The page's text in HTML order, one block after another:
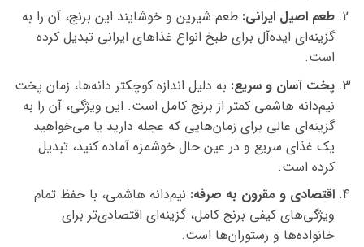
طعم اصیل ایرانی: طعم شیرین و خوشایند این برنج، آن را به
گزینه‌ای ایده‌آل برای طبخ انواع غذاهای ایرانی تبدیل کرده
است.
پخت آسان و سریع: به دلیل اندازه کوچکتر دانه‌ها، زمان پخت
نیم‌دانه هاشمی کمتر از برنج کامل است. این ویژگی، آن را به
گزینه‌ای عالی برای زمان‌هایی که عجله دارید یا می‌خواهید
یک غذای سریع و در عین حال خوشمزه آماده کنید، تبدیل
کرده است.
اقتصادی و مقرون به صرفه: نیم‌دانه هاشمی، با حفظ تمام
ویژگی‌های کیفی برنج کامل، گزینه‌ای اقتصادی‌تر برای
خانواده‌ها و رستوران‌ها است.